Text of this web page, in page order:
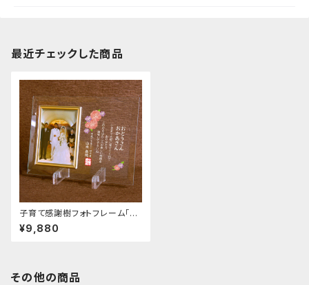
最近チェックした商品
子育て感謝樹フォトフレーム「フ
ラワー」写真サービス判用
¥9,880
その他の商品